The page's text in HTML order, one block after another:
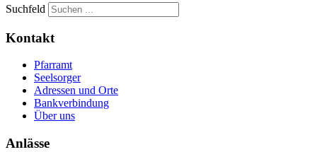
Suchfeld
Kontakt
Pfarramt
Seelsorger
Adressen und Orte
Bankverbindung
Über uns
Anlässe